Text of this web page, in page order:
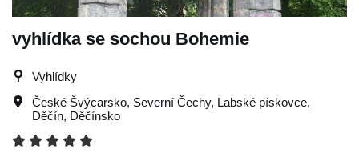
vyhlídka se sochou Bohemie
Vyhlídky
České Švýcarsko, Severní Čechy, Labské pískovce,
Děčín, Děčínsko